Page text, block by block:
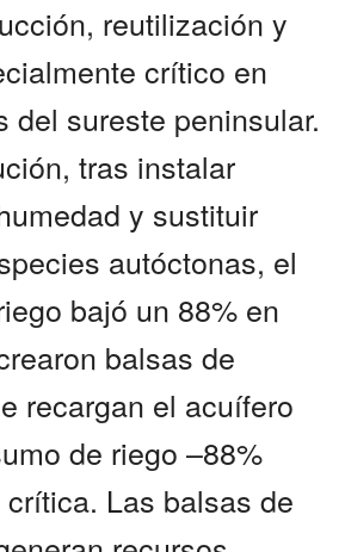
reutilización y
crítico en
del sureste peninsular.
tras instalar
y sustituir
autóctonas, el
bajó un 88% en
balsas de
recargan el acuífero
de riego –88%
Las balsas de